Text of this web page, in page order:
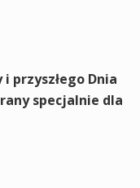
przyszłego Dnia
specjalnie dla